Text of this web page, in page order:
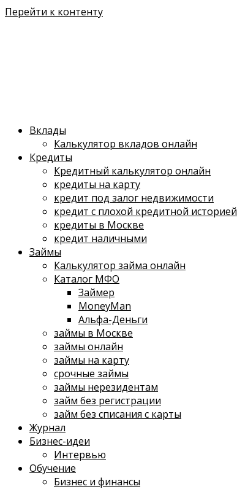
Перейти к контенту
Вклады
Калькулятор вкладов онлайн
Кредиты
Кредитный калькулятор онлайн
кредиты на карту
кредит под залог недвижимости
кредит с плохой кредитной историей
кредиты в Москве
кредит наличными
Займы
Калькулятор займа онлайн
Каталог МФО
Займер
MoneyMan
Альфа-Деньги
займы в Москве
займы онлайн
займы на карту
срочные займы
займы нерезидентам
займ без регистрации
займ без списания с карты
Журнал
Бизнес-идеи
Интервью
Обучение
Бизнес и финансы